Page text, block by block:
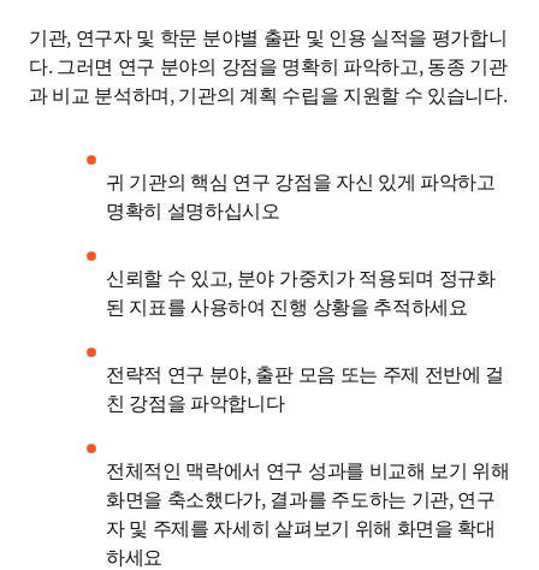
기관, 연구자 및 학문 분야별 출판 및 인용 실적을 평가합니
다. 그러면 연구 분야의 강점을 명확히 파악하고, 동종 기관
귀 기관의 핵심 연구 강점을 자신 있게 파악하고
명확히 설명하십시오
신뢰할 수 있고, 분야 가중치가 적용되며 정규화
된 지표를 사용하여 진행 상황을 추적하세요
전략적 연구 분야, 출판 모음 또는 주제 전반에 걸
친 강점을 파악합니다
전체적인 맥락에서 연구 성과를 비교해 보기 위해
화면을 축소했다가, 결과를 주도하는 기관, 연구
자 및 주제를 자세히 살펴보기 위해 화면을 확대
하세요